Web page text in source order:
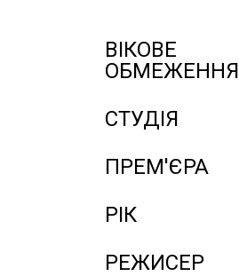
ВІКОВЕ
ОБМЕЖЕННЯ
СТУДІЯ
ПРЕМ'ЄРА
РІК
РЕЖИСЕР